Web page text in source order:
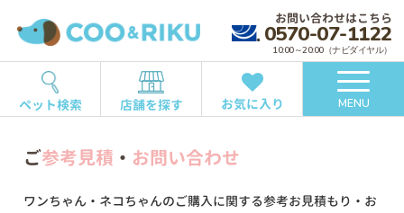
お問い合わせはこちら
0570-07-1122
10:00～20:00（ナビダイヤル）
ペット検索 店舗を探す お気に入り MENU
ご参考見積 ・ お問い合わせ
ワンちゃん・ネコちゃんのご購入に関する参考お見積もり・お